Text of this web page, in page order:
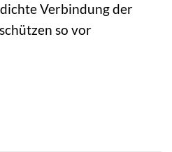
Verbindung der
so vor